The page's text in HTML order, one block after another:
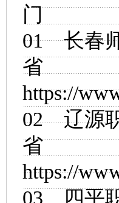
门
01长春
省
https://
02辽源
省
https://
03
四平